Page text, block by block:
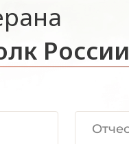
России